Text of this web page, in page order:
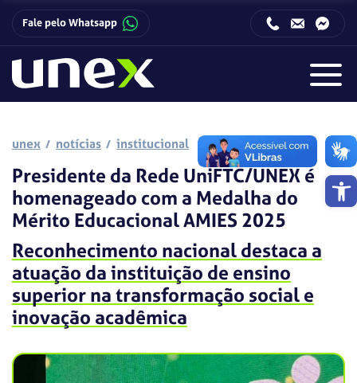
Barra
Fale pelo Whatsapp
unex notícias institucional
Presidente da Rede UniFTC/UNEX é
homenageado com a Medalha do
Mérito Educacional AMIES 2025
Reconhecimento nacional destaca a
atuação da instituição de ensino
superior na transformação social e
inovação acadêmica